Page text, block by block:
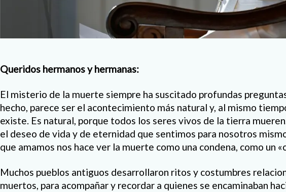
Queridos hermanos y hermanas:
El misterio de la muerte siempre ha suscitado profundas
hecho, parece ser el acontecimiento más natural y, al mismo
existe. Es natural, porque todos los seres vivos de la tierra
el deseo de vida y de eternidad que sentimos para nosotros
que amamos nos hace ver la muerte como una condena, como un
Muchos pueblos antiguos desarrollaron ritos y costumbres
muertos, para acompañar y recordar a quienes se encaminaban